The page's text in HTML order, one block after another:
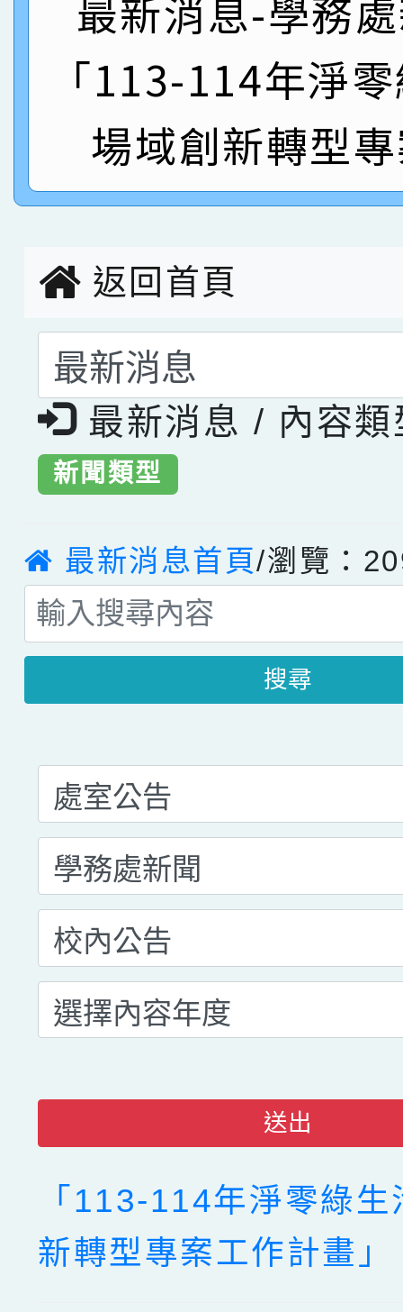
名
倩參加桃園市科展 國
名 指導老師王老師、
賀！本校四年二班張O
園市英語競賽國小朗讀
指導老師林老師
賀！本校參加桃園市中
賽 劉文瑛教師榮獲教
臺灣台語-第二名
賀！本校參與2026世
市賽榮獲科學小創客佳
最新消息-學務
「113-114年淨
場域創新轉型
返回首頁
選擇後頁面內容會更
最新消息 / 內容類
新聞類型
最新消息首頁/瀏覽：
搜尋
送出
「113-114年淨零綠
新轉型專案工作計畫」